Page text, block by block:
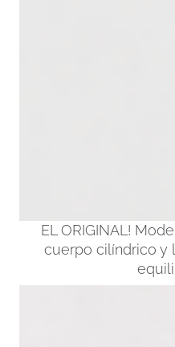
EL ORIGINAL!
cuerpo cilíndrico y